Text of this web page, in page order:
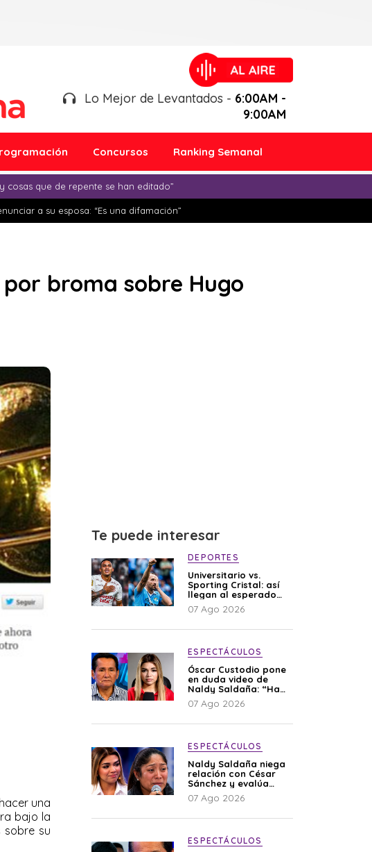
Lo Mejor de Levantados - 6:00AM -
9:00AM
Concursos Ranking Semanal
cosas que de repente se han editado”
a su esposa: “Es una difamación”
broma sobre Hugo
una
bajo la
sobre su
Te puede interesar
DEPORTES
Universitario vs.
Sporting Cristal: así
llegan al esperado
duelo
07 Ago 2026
ESPECTÁCULOS
Óscar Custodio pone
en duda video de
Naldy Saldaña: “Hay
cosas que de repente
se han editado”
07 Ago 2026
ESPECTÁCULOS
Naldy Saldaña niega
relación con César
Sánchez y evalúa
denunciar a su
esposa: “Es una
07 Ago 2026
ESPECTÁCULOS